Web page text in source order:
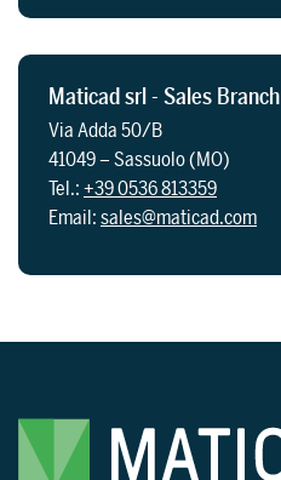
Maticad srl - Sales Branch
Via Adda 50/B
41049 – Sassuolo (MO)
Tel.:+39 0536 813359
Email:sales@maticad.com